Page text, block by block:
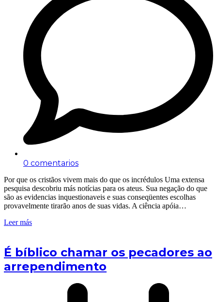
0 comentarios
Por que os cristãos vivem mais do que os incrédulos Uma extensa
pesquisa descobriu más notícias para os ateus. Sua negação do que
são as evidencias inquestionaveis e suas conseqüentes escolhas
provavelmente tirarão anos de suas vidas. A ciência apóia…
Leer más
É bíblico chamar os pecadores ao
arrependimento